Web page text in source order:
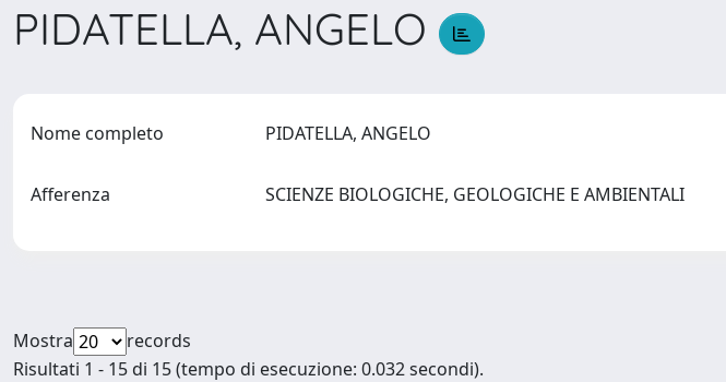
PIDATELLA, ANGELO
Nome completo PIDATELLA, ANGELO
Afferenza SCIENZE BIOLOGICHE, GEOLOGICHE E AMBIENTALI
Mostra
records
Risultati 1 - 15 di 15 (tempo di esecuzione: 0.032 secondi).